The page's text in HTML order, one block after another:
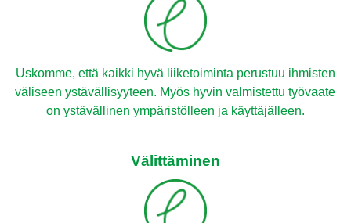
Uskomme, että kaikki hyvä liiketoiminta perustuu ihmisten
väliseen ystävällisyyteen. Myös hyvin valmistettu työvaate
on ystävällinen ympäristölleen ja käyttäjälleen.
Välittäminen